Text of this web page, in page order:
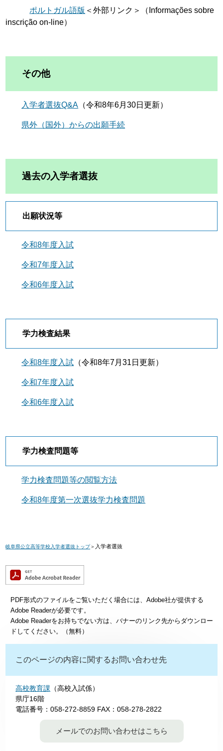
ポルトガル語版 ＜外部リンク＞
（Informações sobre
inscrição on-line）
その他
入学者選抜Q&A （令和8年6月30日更新）
県外（国外）からの出願手続
過去の入学者選抜
出願状況等
令和8年度入試
令和7年度入試
令和6年度入試
学力検査結果
令和8年度入試 （令和8年7月31日更新）​
令和7年度入試
令和6年度入試
学力検査問題等
学力検査問題等の閲覧方法
令和8年度第一次選抜学力検査問題
岐阜県公立高等学校入学者選抜トップ＞ 入学者選抜
PDF形式のファイルをご覧いただく場合には、Adobe社が提供する
Adobe Readerが必要です。
Adobe Readerをお持ちでない方は、バナーのリンク先からダウンロー
ドしてください。（無料）
このページの内容に関するお問い合わせ先
高校教育課 （高校入試係）
県庁16階
電話番号：058-272-8859 FAX：058-278-2822
メールでのお問い合わせはこちら